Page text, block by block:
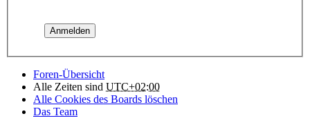
Foren-Übersicht
Alle Zeiten sind UTC+02:00
Alle Cookies des Boards löschen
Das Team